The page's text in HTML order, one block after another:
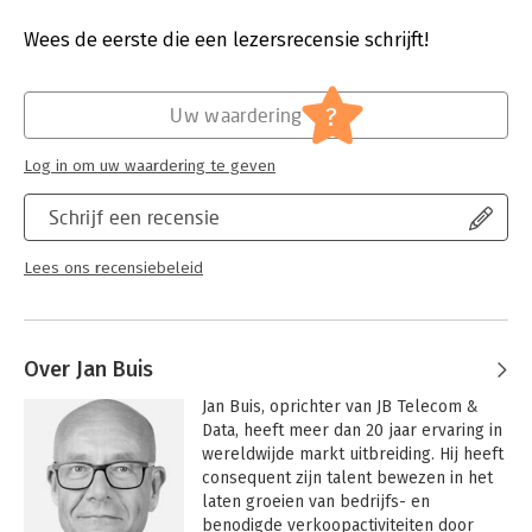
Uitgever:
JB Telecom & Data
Hoofdrubriek:
Strategisch management
Serie:
Wees de eerste die een lezersrecensie schrijft!
Schrijf een recensie
Lees ons recensiebeleid
Uw waardering ?
Log in om uw waardering te geven
Over Jan Buis
Jan Buis, oprichter van JB Telecom &
Data, heeft meer dan 20 jaar ervaring in
wereldwijde markt uitbreiding. Hij heeft
consequent zijn talent bewezen in het
laten groeien van bedrijfs- en
benodigde verkoopactiviteiten door